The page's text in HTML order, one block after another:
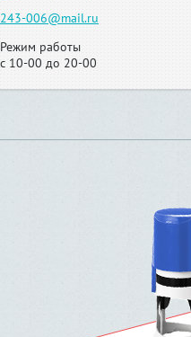
243-006@mail.ru
Режим работы
с 10-00 до 20-00